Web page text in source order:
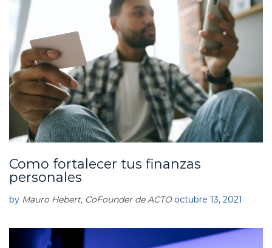
A
T
Como fortalecer tus finanzas
personales
by Mauro Hebert, CoFounder de ACTO octubre 13, 2021